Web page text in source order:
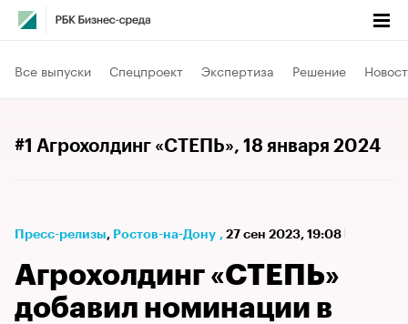
Все выпуски Спецпроект Экспертиза Решение
#1 Агрохолдинг «СТЕПЬ», 18 января 2024
Пресс-релизы⁠, Ростов-на-Дону , 27 сен 2023, 19:08
Агрохолдинг «СТЕПЬ»
добавил номинации в